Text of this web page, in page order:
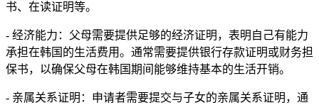
书、在读证明等。
- 经济能力：父母需要提供足够的经济证明，表明自己有能力
承担在韩国的生活费用。通常需要提供银行存款证明或财务担
保书，以确保父母在韩国期间能够维持基本的生活开销。
- 亲属关系证明：申请者需要提交与子女的亲属关系证明，通